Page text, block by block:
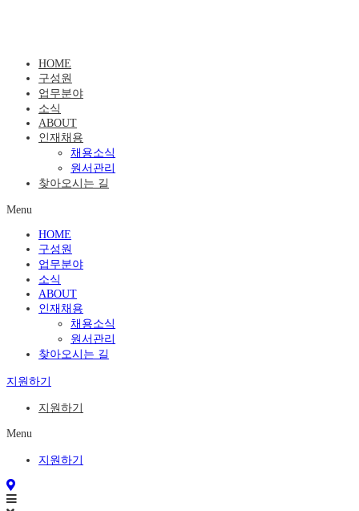
HOME
구성원
업무분야
소식
ABOUT
인재채용
채용소식
원서관리
찾아오시는 길
Menu
HOME
구성원
업무분야
소식
ABOUT
인재채용
채용소식
원서관리
찾아오시는 길
지원하기
지원하기
Menu
지원하기